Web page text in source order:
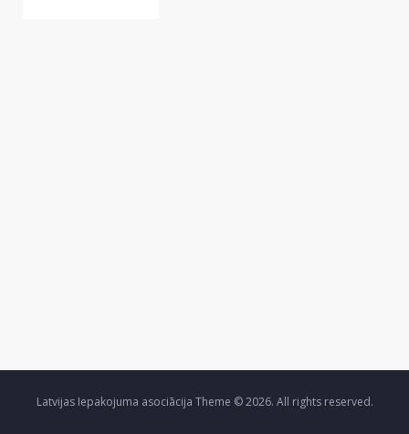
Latvijas Iepakojuma asociācija Theme © 2026. All rights reserved.